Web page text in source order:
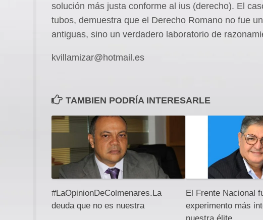
solución más justa conforme al ius (derecho). El
tubos, demuestra que el Derecho Romano no fue
antiguas, sino un verdadero laboratorio de
kvillamizar@hotmail.es
TAMBIEN PODRÍA INTERESARLE
#LaOpinionDeColmenares.La
deuda que no es nuestra
El Frente Nacional
experimento más